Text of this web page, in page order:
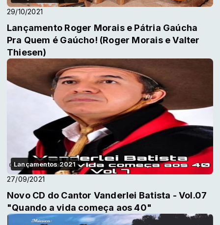
29/10/2021
Lançamento Roger Morais e Pátria Gaúcha
Pra Quem é Gaúcho! (Roger Morais e Valter
Thiesen)
Lançamentos 2021
27/09/2021
Novo CD do Cantor Vanderlei Batista - Vol.07
"Quando a vida começa aos 40"